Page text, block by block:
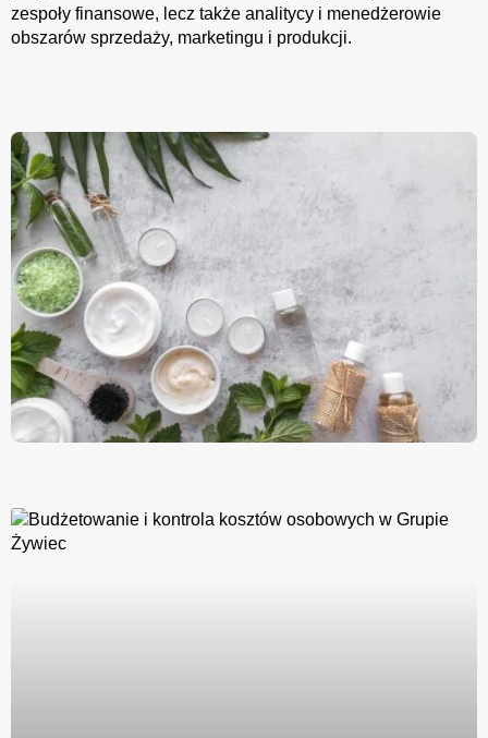
zespoły finansowe, lecz także analitycy i menedżerowie
obszarów sprzedaży, marketingu i produkcji.